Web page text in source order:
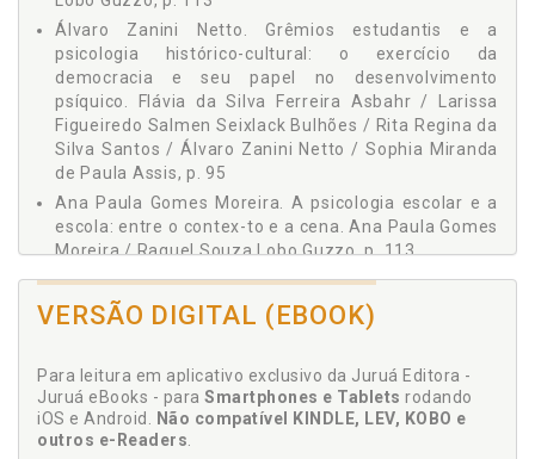
Psicologia organizacional e do trabalho crítica? Procurando a
criticidade numa atividade tradicionalmente conservadora,
Luiz Roberto Paiva de Faria, p. 185
Sobre os Autores, p. 201
Álvaro Zanini Netto. Grêmios estudantis e a
psicologia histórico-cultural: o exercício da
democracia e seu papel no desenvolvimento
psíquico. Flávia da Silva Ferreira Asbahr / Larissa
Figueiredo Salmen Seixlack Bulhões / Rita Regina da
Silva Santos / Álvaro Zanini Netto / Sophia Miranda
de Paula Assis, p. 95
Ana Paula Gomes Moreira. A psicologia escolar e a
escola: entre o contex-to e a cena. Ana Paula Gomes
Moreira / Raquel Souza Lobo Guzzo, p. 113
Antonio Euzébios Filho. Psicologias para além do
consultório e a questão social no Brasil: desafios
para a crítica em tempos de neoliberalismo, p. 15
trabalho, p. 163
Autor. Sobre os autores, p. 201
VERSÃO DIGITAL (EBOOK)
Para leitura em aplicativo exclusivo da Juruá Editora -
Juruá eBooks - para Smartphones e Tablets rodando
iOS e Android. Não compatível KINDLE, LEV, KOBO e
outros e-Readers.